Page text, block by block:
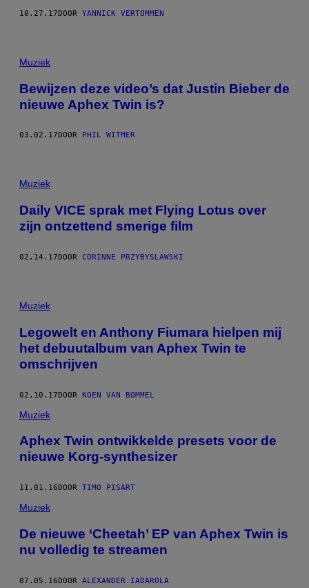
10.27.17DOOR YANNICK VERTOMMEN
Muziek
Bewijzen deze video’s dat Justin Bieber de
nieuwe Aphex Twin is?
03.02.17 DOOR PHIL WITMER
Muziek
Daily VICE sprak met Flying Lotus over
zijn ontzettend smerige film
02.14.17DOOR CORINNE PRZYBYSLAWSKI
Muziek
Legowelt en Anthony Fiumara hielpen mij
het debuutalbum van Aphex Twin te
omschrijven
02.10.17DOOR KOEN VAN BOMMEL
Muziek
Aphex Twin ontwikkelde presets voor de
nieuwe Korg-synthesizer
11.01.16 DOOR TIMO PISART
Muziek
De nieuwe ‘Cheetah’ EP van Aphex Twin is
nu volledig te streamen
07.05.16DOOR ALEXANDER IADAROLA